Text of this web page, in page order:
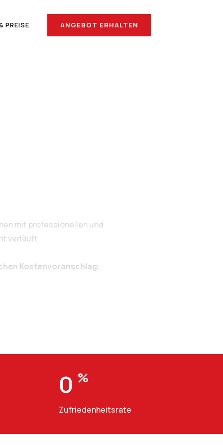
PREISE ANGEBOT ERHALTEN
mit professionellen und
verläuft.
Kostenvoranschlag:
0 %
Zufriedenheitsrate